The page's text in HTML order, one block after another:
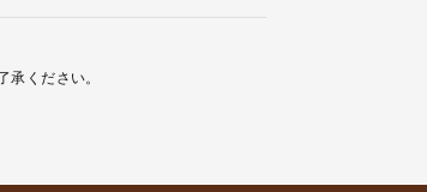
ください。